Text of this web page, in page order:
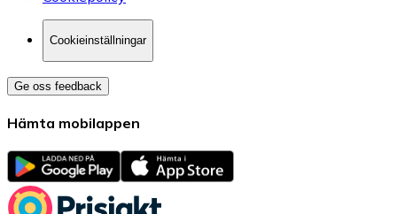
Cookieinställningar
Ge oss feedback
Hämta mobilappen